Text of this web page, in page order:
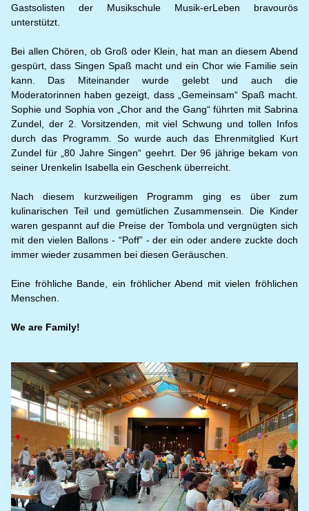
Gastsolisten der Musikschule Musik-erLeben bravourös
unterstützt.
Bei allen Chören, ob Groß oder Klein, hat man an diesem Abend
gespürt, dass Singen Spaß macht und ein Chor wie Familie sein
kann. Das Miteinander wurde gelebt und auch die
Moderatorinnen haben gezeigt, dass „Gemeinsam“ Spaß macht.
Sophie und Sophia von „Chor and the Gang“ führten mit Sabrina
Zundel, der 2. Vorsitzenden, mit viel Schwung und tollen Infos
durch das Programm. So wurde auch das Ehrenmitglied Kurt
Zundel für „80 Jahre Singen“ geehrt. Der 96 jährige bekam von
seiner Urenkelin Isabella ein Geschenk überreicht.
Nach diesem kurzweiligen Programm ging es über zum
kulinarischen Teil und gemütlichen Zusammensein. Die Kinder
waren gespannt auf die Preise der Tombola und vergnügten sich
mit den vielen Ballons - “Poff” - der ein oder andere zuckte doch
immer wieder zusammen bei diesen Geräuschen.
Eine fröhliche Bande, ein fröhlicher Abend mit vielen fröhlichen
Menschen.
We are Family!